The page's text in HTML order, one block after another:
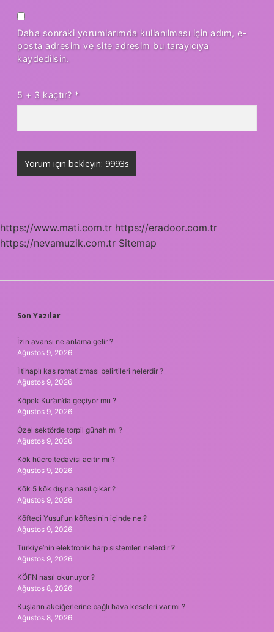
Daha sonraki yorumlarımda kullanılması için adım, e-
posta adresim ve site adresim bu tarayıcıya
kaydedilsin.
5 + 3 kaçtır? *
https://www.mati.com.tr https://eradoor.com.tr
https://nevamuzik.com.tr Sitemap
SIDEBAR
Son Yazılar
İzin avansı ne anlama gelir ?
Ağustos 9, 2026
İltihaplı kas romatizması belirtileri nelerdir ?
Ağustos 9, 2026
Köpek Kur’an’da geçiyor mu ?
Ağustos 9, 2026
Özel sektörde torpil günah mı ?
Ağustos 9, 2026
Kök hücre tedavisi acıtır mı ?
Ağustos 9, 2026
Kök 5 kök dışına nasıl çıkar ?
Ağustos 9, 2026
Köfteci Yusuf’un köftesinin içinde ne ?
Ağustos 9, 2026
Türkiye’nin elektronik harp sistemleri nelerdir ?
Ağustos 9, 2026
KÖFN nasıl okunuyor ?
Ağustos 8, 2026
Kuşların akciğerlerine bağlı hava keseleri var mı ?
Ağustos 8, 2026